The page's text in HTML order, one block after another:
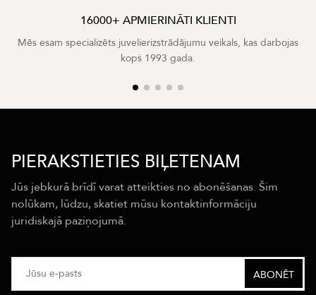
16000+ APMIERINĀTI KLIENTI
Mēs esam specializēts juvelierizstrādājumu veikals, kas darbojas
kopš 1993 gada.
PIERAKSTIETIES BIĻETENAM
Jūs jebkurā brīdī varat atteikties no abonēšanas. Šim
nolūkam, lūdzu, skatiet mūsu kontaktinformāciju
juridiskajā paziņojumā.